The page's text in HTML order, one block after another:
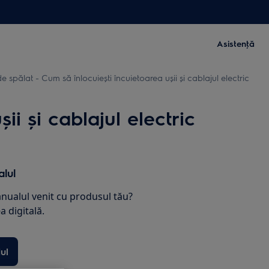
Asistenţă
spălat - Cum să înlocuiești încuietoarea ușii și cablajul electric
și cablajul electric
venit cu produsul tău?
digitală.